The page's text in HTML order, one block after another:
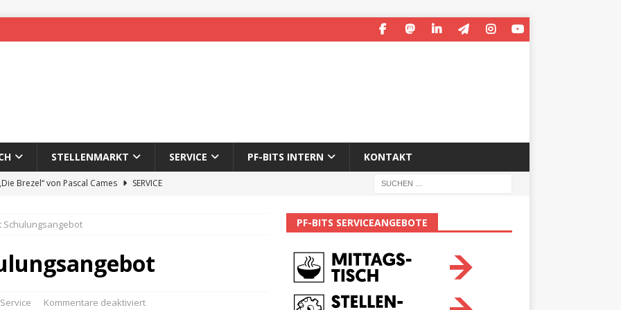
STELLENMARKT SERVICE PF-BITS INTERN KONTAKT
Brezel“ von Pascal Cames
SERVICE
des 65. Fasnetsumzugs Dillweißenstein
We’ll be back.
PF-BITS INTERN
Der Mann hinter PF-Bits lebt nicht mehr
Schulungsangebot
Service Kommentare deaktiviert
PF-BITS SERVICEANGEBOTE